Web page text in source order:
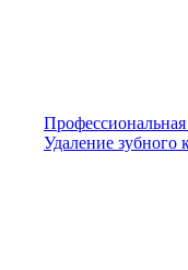
Профессиональная
Удаление зубного